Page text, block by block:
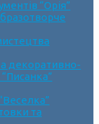
“Орія”
декоративно-
та